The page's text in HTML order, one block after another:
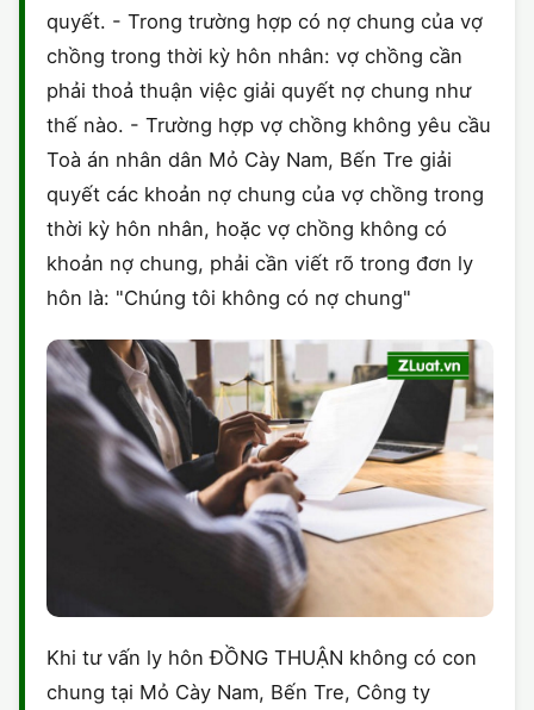
GIẤY PHÉP LAO ĐỘNG
CHỨNG NHẬN HACCP
quyết. - Trong trường hợp có nợ chung của vợ
chồng trong thời kỳ hôn nhân: vợ chồng cần
phải thoả thuận việc giải quyết nợ chung như
thế nào. - Trường hợp vợ chồng không yêu cầu
Toà án nhân dân Mỏ Cày Nam, Bến Tre giải
quyết các khoản nợ chung của vợ chồng trong
thời kỳ hôn nhân, hoặc vợ chồng không có
khoản nợ chung, phải cần viết rõ trong đơn ly
hôn là: "Chúng tôi không có nợ chung"
Khi tư vấn ly hôn ĐỒNG THUẬN không có con
chung tại Mỏ Cày Nam, Bến Tre, Công ty